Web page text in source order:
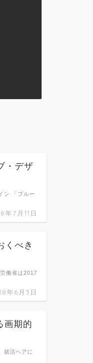
・デザ
年7月11日
ン 「ブルー
くべき
年6月3日
働省は2017
画期的
就活ヘアに